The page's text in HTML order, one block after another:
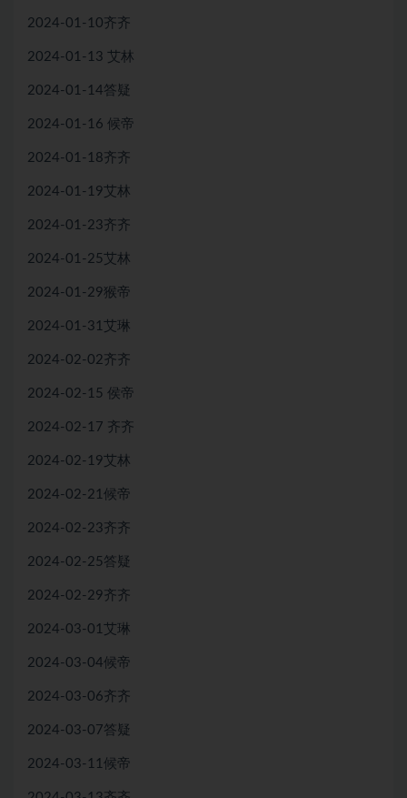
2024-01-10齐齐
2024-01-13 艾林
2024-01-14答疑
2024-01-16 候帝
2024-01-18齐齐
2024-01-19艾林
2024-01-23齐齐
2024-01-25艾林
2024-01-29猴帝
2024-01-31艾琳
2024-02-02齐齐
2024-02-15 侯帝
2024-02-17 齐齐
2024-02-19艾林
2024-02-21候帝
2024-02-23齐齐
2024-02-25答疑
2024-02-29齐齐
2024-03-01艾琳
2024-03-04候帝
2024-03-06齐齐
2024-03-07答疑
2024-03-11候帝